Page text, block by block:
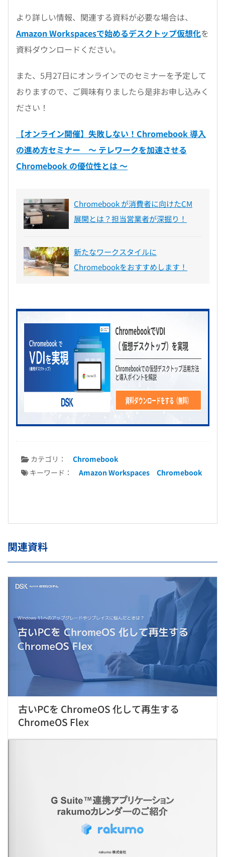
より詳しい情報、関連する資料が必要な場合は、
Amazon Workspacesで始めるデスクトップ仮想化を
資料ダウンロードください。
また、5月27日にオンラインでのセミナーを予定して
おりますので、ご興味有りましたら是非お申し込みく
ださい！
【オンライン開催】失敗しない！Chromebook 導入
の進め方セミナー ～ テレワークを加速させる
Chromebook の優位性とは ～
Chromebook が消費者に向けたCM
展開とは？担当営業者が深掘り！
新たなワークスタイルに
Chromebookをおすすめします！
カテゴリ：
Chromebook
キーワード：
Amazon Workspaces Chromebook
関連資料
古いPCを ChromeOS 化して再生する
ChromeOS Flex